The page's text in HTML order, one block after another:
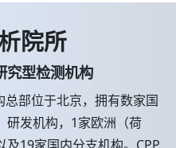
院所
究型检测机构
总部位于北京，拥有数家国
研发机构，1家欧洲（荷
19家国内分支机构。CPP